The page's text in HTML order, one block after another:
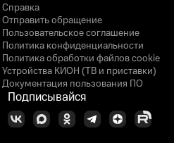
Справка
Отправить обращение
Пользовательское соглашение
Политика конфиденциальности
Политика обработки файлов cookie
Устройства КИОН (ТВ и приставки)
Документация пользования ПО
Подписывайся